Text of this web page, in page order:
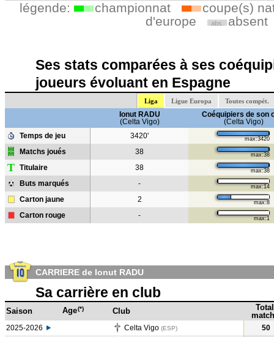
légende: championnat
coupe(s)
d'europe
abs. absent
Ses stats comparées à ses
joueurs évoluant en Espagne
Liga Ligue Europa Toutes compét.
Ionut RADU
(Celta Vigo)
Coéquipiers de son
(Celta Vigo)
Temps de jeu
3420' max:3420
Matchs joués 38 max:38
T Titulaire 38 max:38
Buts marqués - max:14
Carton jaune 2 max:8
Carton rouge - max:1
CARRIERE de Ionut RADU
Sa carrière en club
Saison Age(*) Club
Total
2025-2026 Celta Vigo (ESP)
50